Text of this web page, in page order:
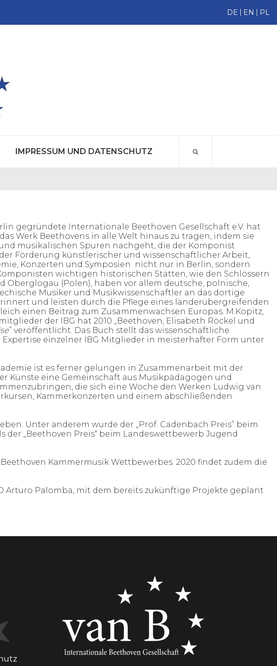
DE EN PL
IMPRESSUM UND DATENSCHUTZ
gegründete Internationale Beethoven Gesellschaft e.V. hat
Werk Beethovens in alle Welt hinaus zu tragen, indem sie
musikalischen Spuren nachgeht, die der Komponist
Förderung künstlerischer und wissenschaftlicher Arbeit,
Konzerten und Symposien nicht nur in Berlin, sondern
wichtigen historischen Stätten, wie den Schlössern
Oberglogau (Polen), haben vor allem deutsche, polnische,
Musiker und Musikwissenschaftler an das dortige
und leisten durch die Pflege eines länderübergreifenden
einen Beitrag zum Zusammenwachsen Europas. M.Kopitz,
der IBG hat 2010 „Beethoven, Elisabeth Röckel und
” veröffentlicht. Das Buch stellt das wissenschaftliche
einzelner IBG Mitglieder in meisterhafter Form unter
ist es ferner gelungen in Zusammenarbeit mit der
Künste eine Gemeinschaft aus Musikpädagogen und
die sich eine Woche den Werken Ludwig van
Kammerkonzerten und einem abschließenden
Unter anderem wurde der „Prof. Cadenbach Preis” beim
„Beethoven Preis“ beim Landeswettbewerb Jugend
Kammermusik Wettbewerbes. 2020 findet zudem die
Arturo Palomba, mit dem bereits zukünftige Projekte geplant